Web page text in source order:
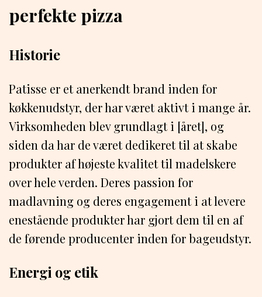
perfekte pizza
Historie
Patisse er et anerkendt brand inden for
køkkenudstyr, der har været aktivt i mange år.
Virksomheden blev grundlagt i [året], og
siden da har de været dedikeret til at skabe
produkter af højeste kvalitet til madelskere
over hele verden. Deres passion for
madlavning og deres engagement i at levere
enestående produkter har gjort dem til en af
de førende producenter inden for bageudstyr.
Energi og etik